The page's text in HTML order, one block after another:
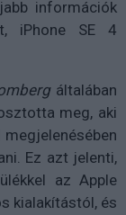
információk
iPhone SE 4
általában
meg, aki
Ez azt jelenti,
az Apple
kialakítástól, és